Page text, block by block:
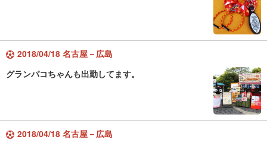
2018/04/18 名古屋－広島
グランパコちゃんも出勤してます。
2018/04/18 名古屋－広島